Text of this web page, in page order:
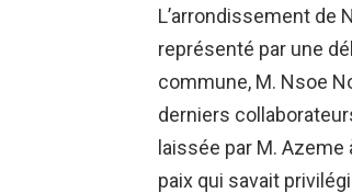
L’arrondissement de
représenté par une
commune, M. Nsoe
derniers
laissée par M.
paix qui savait